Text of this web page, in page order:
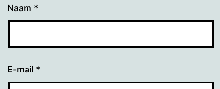
Naam *
E-mail *